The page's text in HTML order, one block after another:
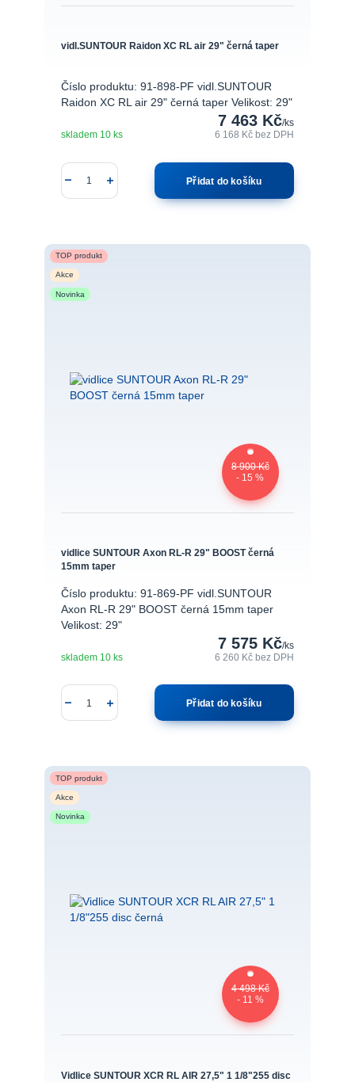
vidl.SUNTOUR Raidon XC RL air 29" černá taper
Číslo produktu: 91-898-PF vidl.SUNTOUR
Raidon XC RL air 29" černá taper Velikost: 29"
7 463 Kč/ks
6 168 Kčbez DPH
skladem 10 ks
Přidat do košíku
TOP produkt
Akce
Novinka
8 900 Kč
- 15 %
vidlice SUNTOUR Axon RL-R 29" BOOST černá
15mm taper
Číslo produktu: 91-869-PF vidl.SUNTOUR
Axon RL-R 29" BOOST černá 15mm taper
Velikost: 29"
7 575 Kč/ks
6 260 Kčbez DPH
skladem 10 ks
Přidat do košíku
TOP produkt
Akce
Novinka
4 498 Kč
- 11 %
Vidlice SUNTOUR XCR RL AIR 27,5" 1 1/8"255 disc